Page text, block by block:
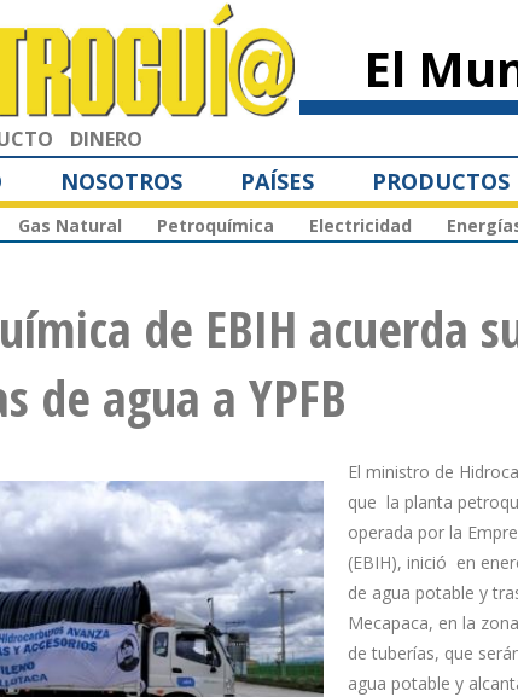
El
DINERO
NOSOTROS PAÍSES PRODUCTOS
Gas Natural Petroquímica Electricidad
de EBIH acuerda
de agua a YPFB
El ministro de
que la planta
operada por la
(EBIH), inició en
de agua potable y
Mecapaca, en la
de tuberías, que
agua potable y